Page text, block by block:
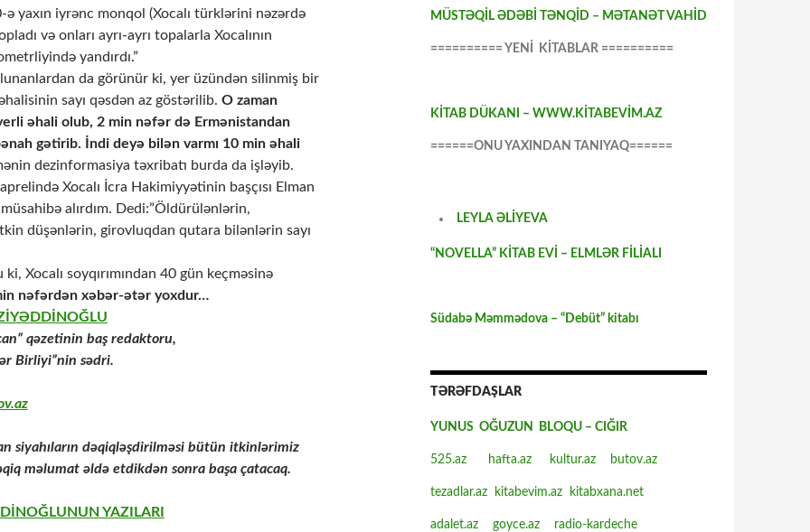
ə yaxın iyrənc monqol (Xocalı türklərini nəzərdə
və onları ayrı-ayrı topalarla Xocalının
yandırdı.”
da görünür ki, yer üzündən silinmiş bir
sayı qəsdən az göstərilib. O zaman
əhali olub, 2 min nəfər də Ermənistandan
gətirib. İndi deyə bilən varmı 10 min əhali
dezinformasiya təxribatı burda da işləyib.
Xocalı İcra Hakimiyyətinin başçısı Elman
alırdım. Dedi:”Öldürülənlərin,
düşənlərin, girovluqdan qutara bilənlərin sayı
Xocalı soyqırımından 40 gün keçməsinə
nəfərdən xəbər-ətər yoxdur…
qəzetinin baş redaktoru,
Birliyi”nin sədri.
siyahıların dəqiqləşdirilməsi bütün itkinlərimiz
məlumat əldə etdikdən sonra başa çatacaq.
YAZILARI
MÜSTƏQİL ƏDƏBİ TƏNQİD – MƏTANƏT VAHİD
========== YENİ KİTABLAR ==========
KİTAB DÜKANI – WWW.KİTABEVİM.AZ
======ONU YAXINDAN TANIYAQ======
LEYLA ƏLİYEVA
“NOVELLA” KİTAB EVİ – ELMLƏR FİLİALI
Südabə Məmmədova – “Debüt” kitabı
TƏRƏFDAŞLAR
YUNUS OĞUZUN BLOQU – CIĞIR
525.az hafta.az kultur.az butov.az
tezadlar.az kitabevim.az kitabxana.net
adalet.az goyce.az radio-kardeche